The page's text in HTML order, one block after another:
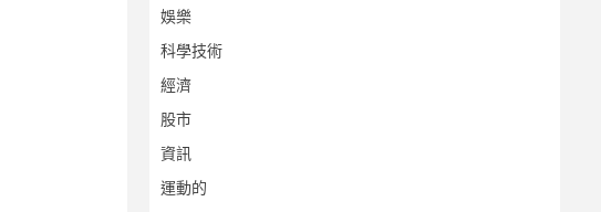
娛樂
科學技術
經濟
股市
資訊
運動的